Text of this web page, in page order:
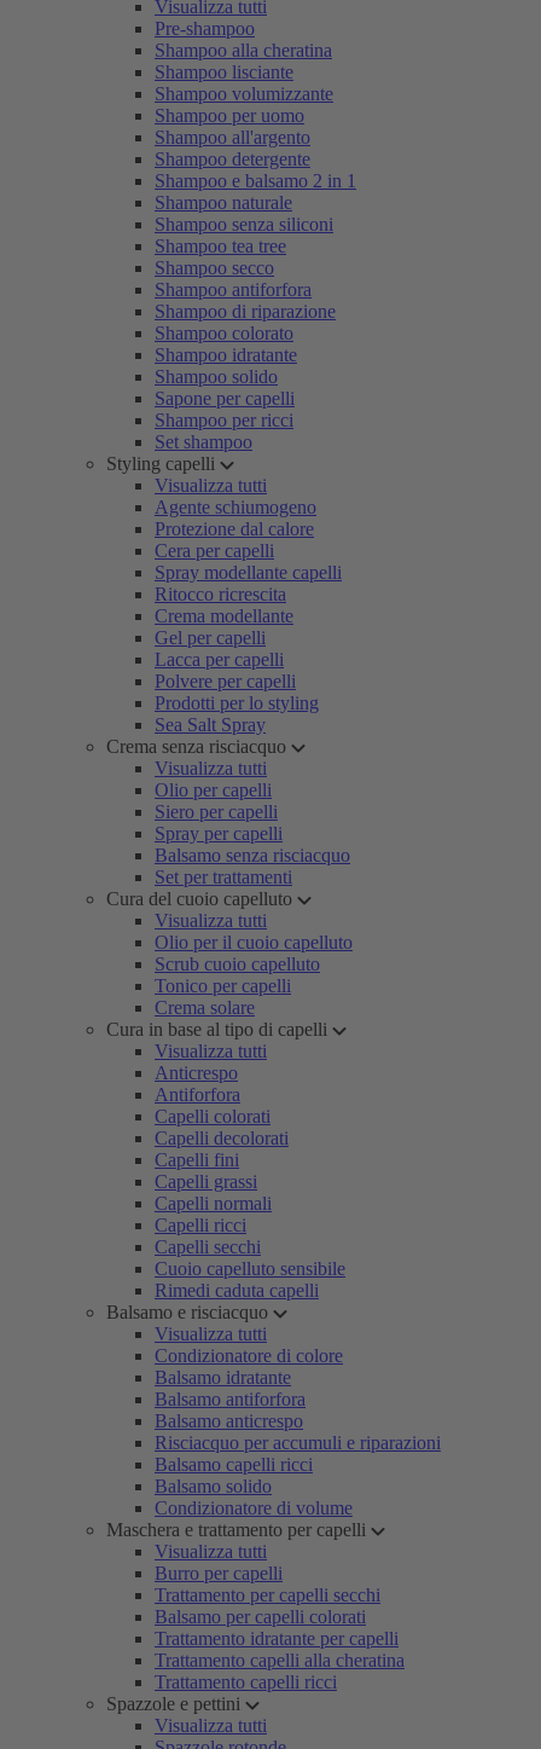
Visualizza tutti
Pre-shampoo
Shampoo alla cheratina
Shampoo lisciante
Shampoo volumizzante
Shampoo per uomo
Shampoo all'argento
Shampoo detergente
Shampoo e balsamo 2 in 1
Shampoo naturale
Shampoo senza siliconi
Shampoo tea tree
Shampoo secco
Shampoo antiforfora
Shampoo di riparazione
Shampoo colorato
Shampoo idratante
Shampoo solido
Sapone per capelli
Shampoo per ricci
Set shampoo
Styling capelli
Visualizza tutti
Agente schiumogeno
Protezione dal calore
Cera per capelli
Spray modellante capelli
Ritocco ricrescita
Crema modellante
Gel per capelli
Lacca per capelli
Polvere per capelli
Prodotti per lo styling
Sea Salt Spray
Crema senza risciacquo
Visualizza tutti
Olio per capelli
Siero per capelli
Spray per capelli
Balsamo senza risciacquo
Set per trattamenti
Cura del cuoio capelluto
Visualizza tutti
Olio per il cuoio capelluto
Scrub cuoio capelluto
Tonico per capelli
Crema solare
Cura in base al tipo di capelli
Visualizza tutti
Anticrespo
Antiforfora
Capelli colorati
Capelli decolorati
Capelli fini
Capelli grassi
Capelli normali
Capelli ricci
Capelli secchi
Cuoio capelluto sensibile
Rimedi caduta capelli
Balsamo e risciacquo
Visualizza tutti
Condizionatore di colore
Balsamo idratante
Balsamo antiforfora
Balsamo anticrespo
Risciacquo per accumuli e riparazioni
Balsamo capelli ricci
Balsamo solido
Condizionatore di volume
Maschera e trattamento per capelli
Visualizza tutti
Burro per capelli
Trattamento per capelli secchi
Balsamo per capelli colorati
Trattamento idratante per capelli
Trattamento capelli alla cheratina
Trattamento capelli ricci
Spazzole e pettini
Visualizza tutti